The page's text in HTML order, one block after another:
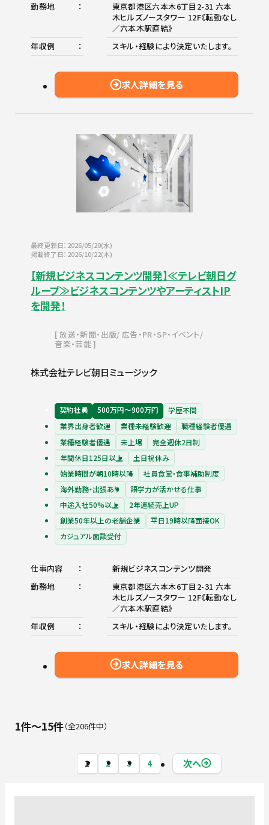
勤務地
東京都港区六本木6丁目2-31 六本
木ヒルズノースタワー 12F《転勤なし
／六本木駅直結》
年収例
スキル・経験により決定いたします。
求人詳細を見る
最終更新日：2026/05/20(水)
掲載終了日：2026/10/22(木)
【新規ビジネスコンテンツ開発】≪テレビ朝日グ
ループ≫ビジネスコンテンツやアーティストIP
を開発！
放送・新聞・出版 広告・PR・SP・イベント
音楽・芸能
株式会社テレビ朝日ミュージック
契約社員 500万円〜900万円
学歴不問
業界出身者歓迎
業種未経験歓迎
職種経験者優遇
業種経験者優遇
未上場
完全週休2日制
年間休日125日以上
土日祝休み
始業時間が朝10時以降
社員食堂・食事補助制度
海外勤務・出張あり
語学力が活かせる仕事
中途入社50%以上
2年連続売上UP
創業50年以上の老舗企業
平日19時以降面接OK
カジュアル面談受付
仕事内容
新規ビジネスコンテンツ開発
勤務地
東京都港区六本木6丁目2-31 六本
木ヒルズノースタワー 12F《転勤なし
／六本木駅直結》
年収例
スキル・経験により決定いたします。
求人詳細を見る
1 2 3 4 次へ
1件〜15件 全206件中